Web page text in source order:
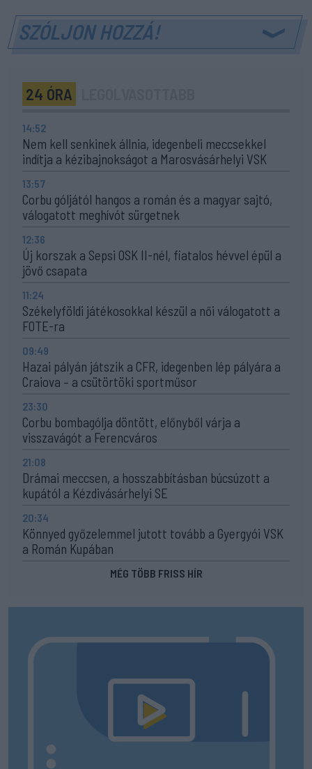
SZÓLJON HOZZÁ!
24 ÓRA
14:52
Nem kell senkinek állnia, idegenbeli meccsekkel
indítja a kézibajnokságot a Marosvásárhelyi VSK
13:57
Corbu góljától hangos a román és a magyar sajtó,
válogatott meghívót sürgetnek
12:36
Új korszak a Sepsi OSK II-nél, fiatalos hévvel épül a
jövő csapata
11:24
Székelyföldi játékosokkal készül a női válogatott a
FOTE-ra
09:49
Hazai pályán játszik a CFR, idegenben lép pályára a
Craiova – a csütörtöki sportműsor
23:30
Corbu bombagólja döntött, előnyből várja a
visszavágót a Ferencváros
21:08
Drámai meccsen, a hosszabbításban búcsúzott a
kupától a Kézdivásárhelyi SE
20:34
Könnyed győzelemmel jutott tovább a Gyergyói VSK
a Román Kupában
MÉG TÖBB FRISS HÍR